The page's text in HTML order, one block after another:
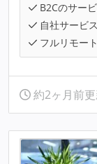
B2Cのサー
自社サービ
フルリモー
約2ヶ月前